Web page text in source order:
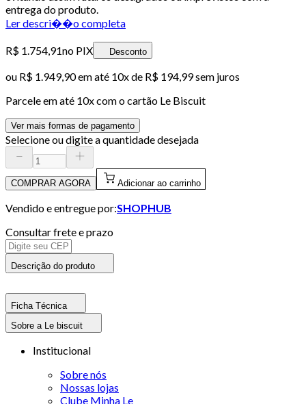
entrega do produto.
Ler descri��o completa
R$ 1.754,91no PIX Desconto
ou R$ 1.949,90em até 10x de R$ 194,99 sem juros
Parcele em até 10x com o cartão Le Biscuit
Ver mais formas de pagamento
Selecione ou digite a quantidade desejada
COMPRAR AGORA Adicionar ao carrinho
Vendido e entregue por:SHOPHUB
Consultar frete e prazo
Descrição do produto
Ficha Técnica
Sobre a Le biscuit
Institucional
Sobre nós
Nossas lojas
Clube Minha Le